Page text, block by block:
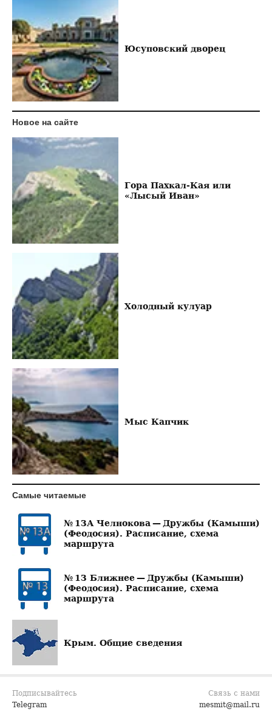
Юсуповский дворец
Новое на сайте
Гора Пахкал-Кая или
«Лысый Иван»
Холодный кулуар
Мыс Капчик
Самые читаемые
№ 13А Челнокова — Дружбы (Камыши)
(Феодосия). Расписание, схема
маршрута
№ 13 Ближнее — Дружбы (Камыши)
(Феодосия). Расписание, схема
маршрута
Крым. Общие сведения
Подписывайтесь
Telegram
Связь с нами
mesmit@mail.ru